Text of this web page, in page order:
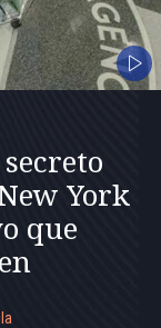
York
que